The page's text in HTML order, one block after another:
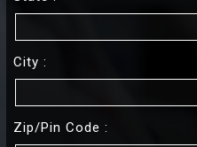
City :
Zip/pin Code :